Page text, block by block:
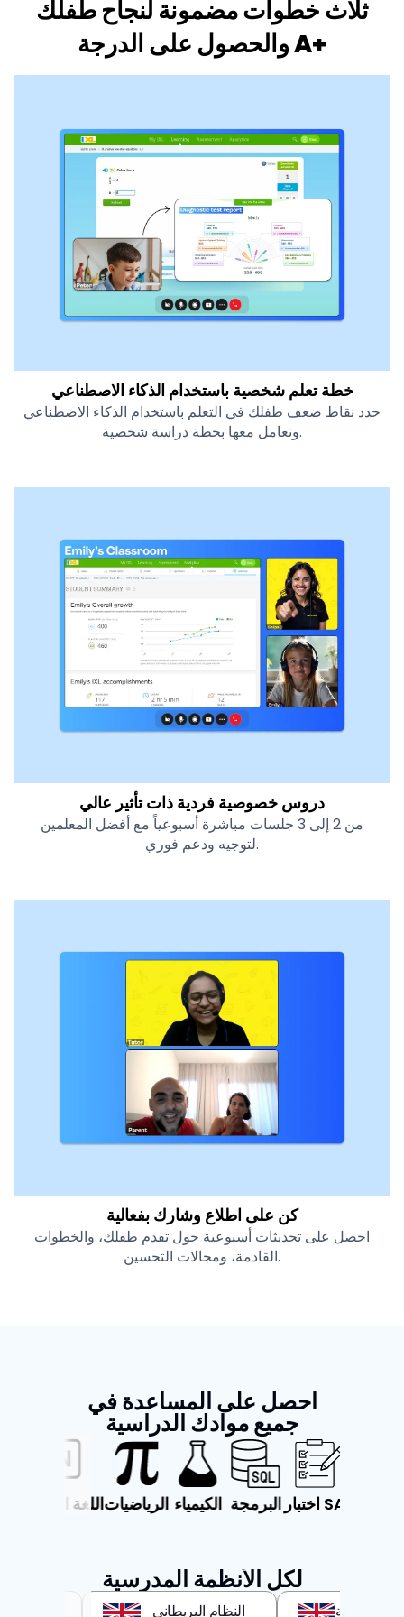
ثلاث خطوات مضمونة لنجاح طفلك
والحصول على الدرجة ‎A+‎
خطة تعلم شخصية باستخدام الذكاء الاصطناعي
حدد نقاط ضعف طفلك في التعلم باستخدام الذكاء الاصطناعي
وتعامل معها بخطة دراسة شخصية.
دروس خصوصية فردية ذات تأثير عالي
من 2 إلى 3 جلسات مباشرة أسبوعياً مع أفضل المعلمين
لتوجيه ودعم فوري.
كن على اطلاع وشارك بفعالية
احصل على تحديثات أسبوعية حول تقدم طفلك، والخطوات
القادمة، ومجالات التحسين.
احصل على المساعدة في
جميع موادك الدراسية
الرياضيات الكيمياء البرمجة اختبار SATاللغة العربية
لكل الأنظمة المدرسية
النظام البريطاني الدولية